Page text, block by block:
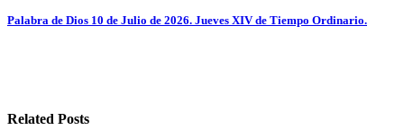
de
Palabra de Dios 10 de Julio de 2026. Jueves XIV de Tiempo Ordinario.
Related Posts